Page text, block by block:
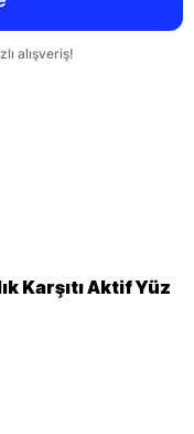
Karşıtı Aktif Yüz